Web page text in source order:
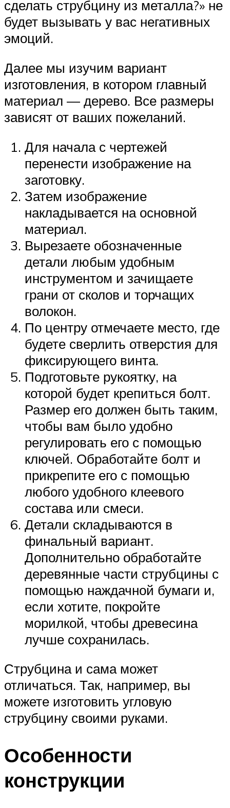
сделать струбцину из металла?» не
будет вызывать у вас негативных
эмоций.
Далее мы изучим вариант
изготовления, в котором главный
материал — дерево. Все размеры
зависят от ваших пожеланий.
Для начала с чертежей
перенести изображение на
заготовку.
Затем изображение
накладывается на основной
материал.
Вырезаете обозначенные
детали любым удобным
инструментом и зачищаете
грани от сколов и торчащих
волокон.
По центру отмечаете место, где
будете сверлить отверстия для
фиксирующего винта.
Подготовьте рукоятку, на
которой будет крепиться болт.
Размер его должен быть таким,
чтобы вам было удобно
регулировать его с помощью
ключей. Обработайте болт и
прикрепите его с помощью
любого удобного клеевого
состава или смеси.
Детали складываются в
финальный вариант.
Дополнительно обработайте
деревянные части струбцины с
помощью наждачной бумаги и,
если хотите, покройте
морилкой, чтобы древесина
лучше сохранилась.
Струбцина и сама может
отличаться. Так, например, вы
можете изготовить угловую
струбцину своими руками.
Особенности
конструкции